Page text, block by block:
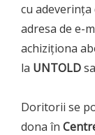
cu
adresa de e-
achiziționa
la UNTOLD
Doritorii se
dona în